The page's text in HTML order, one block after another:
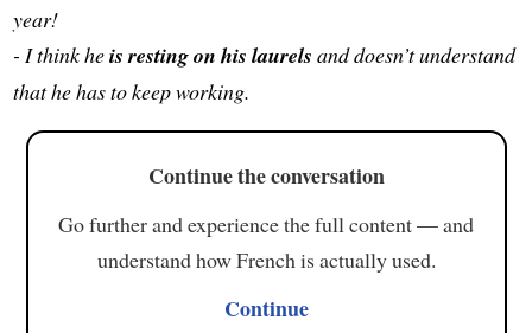
year!
- I think heis resting on his laurels and doesn’t understand
that he has to keep working.
Continue the conversation
Go further and experience the full content — and
understand how French is actually used.
Continue